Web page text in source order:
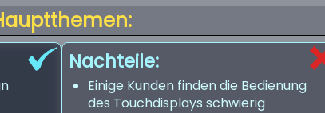
Nachteile:
Einige Kunden finden die Bedienung
des Touchdisplays schwierig